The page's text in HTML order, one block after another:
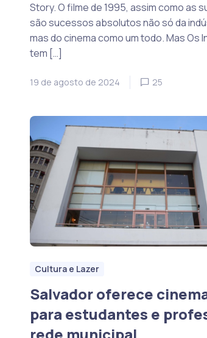
Story. O filme de 1995, assim como as
são sucessos absolutos não só da
mas do cinema como um todo. Mas Os
tem […]
19 de agosto de 2024 25
Cultura e Lazer
Salvador oferece
para estudantes e